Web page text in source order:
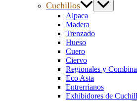
Cuchillos
Alpaca
Madera
Trenzado
Hueso
Cuero
Ciervo
Regionales y
Eco Asta
Entrerrianos
Exhibidores de